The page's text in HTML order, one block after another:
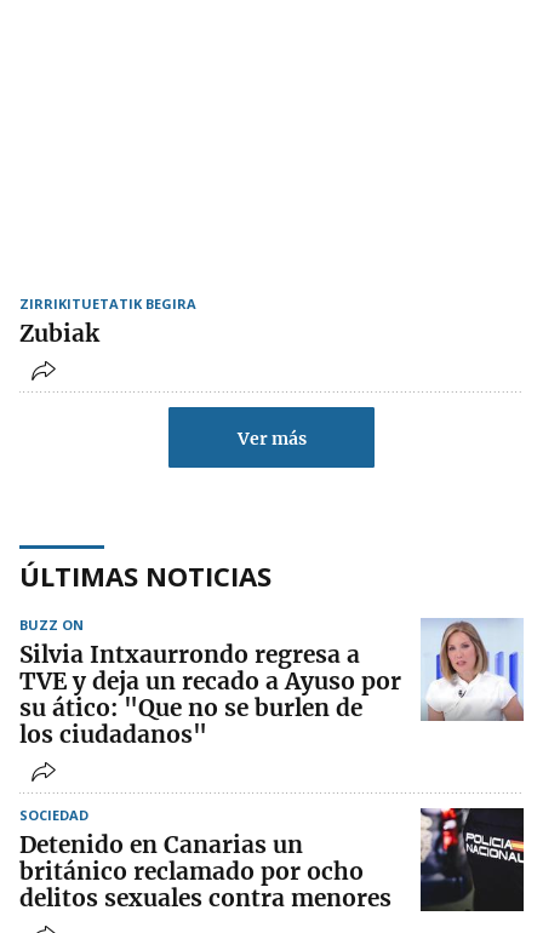
ZIRRIKITUETATIK BEGIRA
Zubiak
Ver más
ÚLTIMAS NOTICIAS
BUZZ ON
Silvia Intxaurrondo regresa a
TVE y deja un recado a Ayuso por
su ático: "Que no se burlen de
los ciudadanos"
SOCIEDAD
Detenido en Canarias un
británico reclamado por ocho
delitos sexuales contra menores